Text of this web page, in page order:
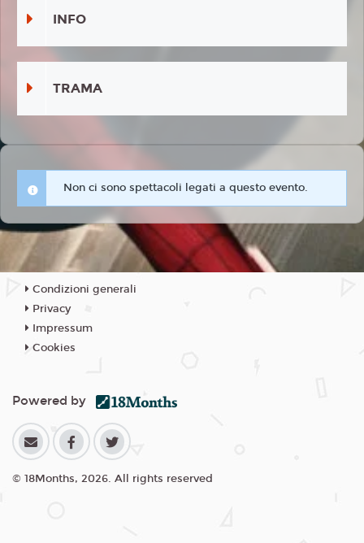
INFO
TRAMA
Non ci sono spettacoli legati a questo evento.
Condizioni generali
Privacy
Impressum
Cookies
Powered by
© 18Months, 2026. All rights reserved